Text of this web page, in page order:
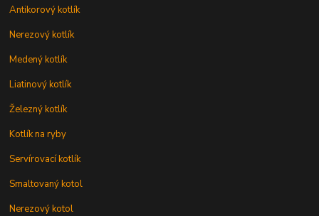
Antikorový kotlík
Nerezový kotlík
Medený kotlík
Liatinový kotlík
Železný kotlík
Kotlík na ryby
Servírovací kotlík
Smaltovaný kotol
Nerezový kotol